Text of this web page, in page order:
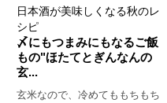
日本酒が美味しくなる秋のレ
シピ
〆にもつまみにもなるご飯
もの"ほたてとぎんなんの
玄...
玄米なので、冷めてももちもち